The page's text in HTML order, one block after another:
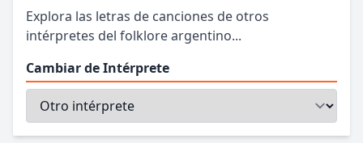
Explora las letras de canciones de otros
intérpretes del folklore argentino...
Cambiar de Intérprete